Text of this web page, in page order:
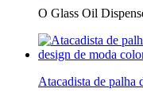
O Glass Oil
Atacadista de palha